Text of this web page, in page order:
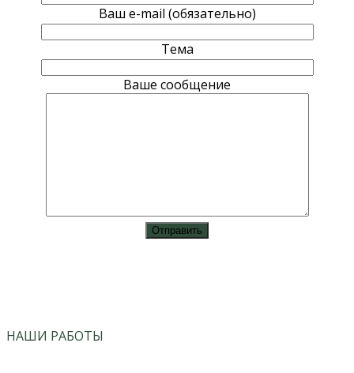
Ваш e-mail (обязательно)
Тема
Ваше сообщение
НАШИ РАБОТЫ